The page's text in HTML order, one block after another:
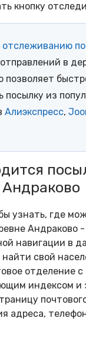
кнопку
отслеживанию
в
позволяет
посылку из
Алиэкспресс,
узнать, где
Андраково
навигации в
найти свой
отделение с
индексом и
адреса,